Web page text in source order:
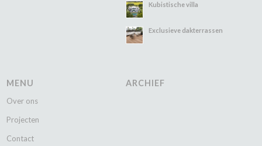
Kubistische villa
Exclusieve dakterrassen
MENU
Over ons
Projecten
Contact
ARCHIEF